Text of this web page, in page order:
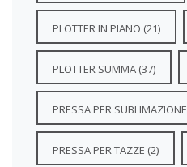
PLOTTER IN PIANO (21)
PLOTTER SUMMA (37)
PRESSA PER SUBLIMAZIONE
PRESSA PER TAZZE (2)